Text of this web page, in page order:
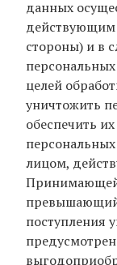
данных
стороны) и в
целей
уничтожить
обеспечить
лицом,
Принимающей
поступления